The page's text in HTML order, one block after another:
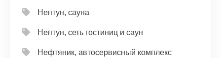
Нептун, сауна
Нептун, сеть гостиниц и саун
Нефтяник, автосервисный комплекс